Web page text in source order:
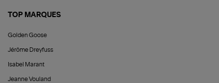
TOP MARQUES
Golden Goose
Jérôme Dreyfuss
Isabel Marant
Jeanne Vouland